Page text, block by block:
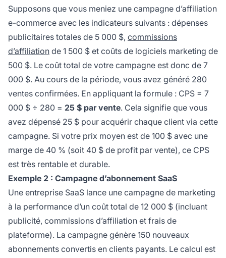
Supposons que vous meniez une campagne d’affiliation
e-commerce avec les indicateurs suivants : dépenses
publicitaires totales de 5 000 $, commissions
d’affiliation de 1 500 $ et coûts de logiciels marketing de
500 $. Le coût total de votre campagne est donc de 7
000 $. Au cours de la période, vous avez généré 280
ventes confirmées. En appliquant la formule : CPS = 7
000 $ ÷ 280 = 25 $ par vente. Cela signifie que vous
avez dépensé 25 $ pour acquérir chaque client via cette
campagne. Si votre prix moyen est de 100 $ avec une
marge de 40 % (soit 40 $ de profit par vente), ce CPS
est très rentable et durable.
Exemple 2 : Campagne d’abonnement SaaS
Une entreprise SaaS lance une campagne de marketing
à la performance d’un coût total de 12 000 $ (incluant
publicité, commissions d’affiliation et frais de
plateforme). La campagne génère 150 nouveaux
abonnements convertis en clients payants. Le calcul est